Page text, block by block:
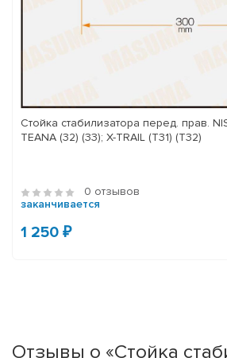
Стойка стабилизатора перед. прав.
TEANA (32) (33); X-TRAIL (T31) (T32)
0 отзывов
заканчивается
1 250 ₽
Отзывы о «Стойка